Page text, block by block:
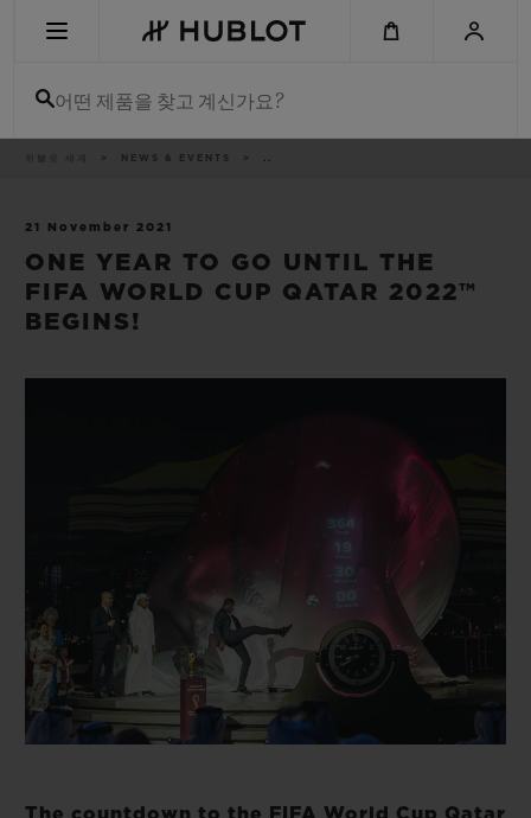
어떤 제품을 찾고 계신가요?
NEWS & EVENTS ..
21 November 2021
ONE YEAR TO GO UNTIL THE
FIFA WORLD CUP QATAR 2022™
BEGINS!
The countdown to the FIFA World Cup Qatar
신제품
온라인 익스클
익스클루시브 서비스
5+5 워런티